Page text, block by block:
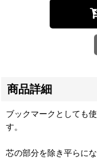
商品詳細
ブックマークとしても
す。
芯の部分を除き平らにな